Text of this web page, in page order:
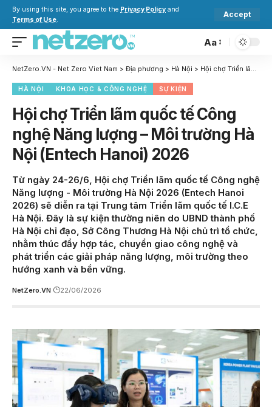
By using this site, you agree to the Privacy Policy and
Terms of Use.
Accept
Aa
NetZero.VN - Net Zero Viet Nam > Địa phương > Hà Nội > Hội chợ Triển lãm quốc tế Công nghệ Năng lượng – Môi trường Hà Nội (Entech Hanoi) 2026
HÀ NỘI KHOA HỌC & CÔNG NGHỆ SỰ KIỆN
Hội chợ Triển lãm quốc tế Công
nghệ Năng lượng – Môi trường Hà
Nội (Entech Hanoi) 2026
Từ ngày 24-26/6, Hội chợ Triển lãm quốc tế Công nghệ
Năng lượng - Môi trường Hà Nội 2026 (Entech Hanoi
2026) sẽ diễn ra tại Trung tâm Triển lãm quốc tế I.C.E
Hà Nội. Đây là sự kiện thường niên do UBND thành phố
Hà Nội chỉ đạo, Sở Công Thương Hà Nội chủ trì tổ chức,
nhằm thúc đẩy hợp tác, chuyển giao công nghệ và
phát triển các giải pháp năng lượng, môi trường theo
hướng xanh và bền vững.
NetZero.VN 22/06/2026